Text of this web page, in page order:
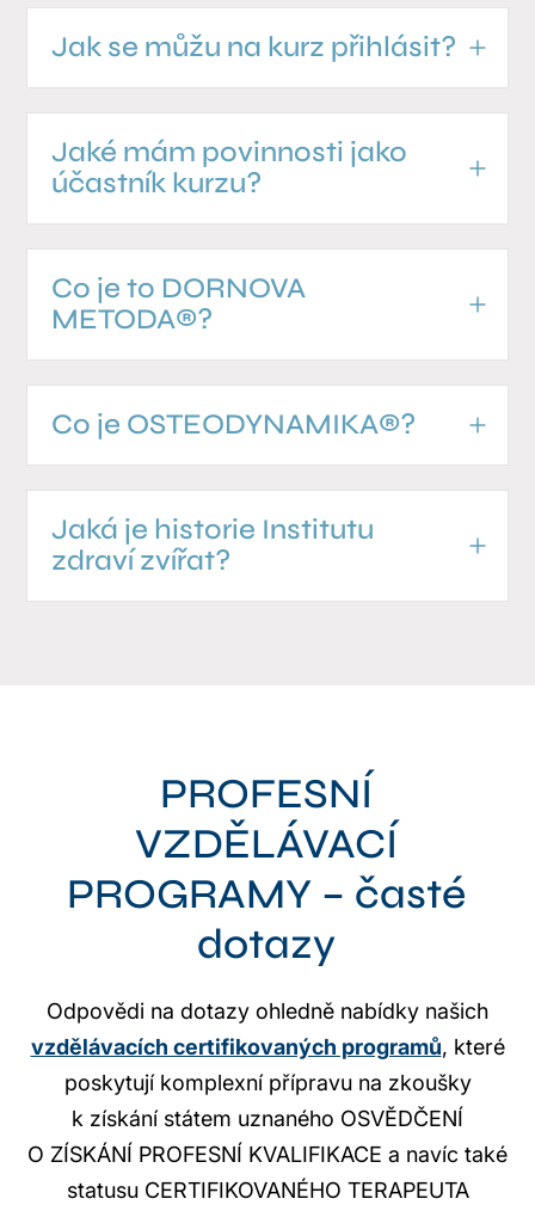
Jak se můžu na kurz přihlásit?
Jaké mám povinnosti jako
účastník kurzu?
Co je to DORNOVA
METODA®?
Co je OSTEODYNAMIKA®?
Jaká je historie Institutu
zdraví zvířat?
PROFESNÍ
VZDĚLÁVACÍ
PROGRAMY – časté
dotazy
Odpovědi na dotazy ohledně nabídky našich
vzdělávacích certifikovaných programů, které
poskytují komplexní přípravu na zkoušky
k získání státem uznaného OSVĚDČENÍ
O ZÍSKÁNÍ PROFESNÍ KVALIFIKACE a navíc také
statusu CERTIFIKOVANÉHO TERAPEUTA